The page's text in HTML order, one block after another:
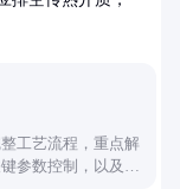
工艺流程，重点解
参数控制，以及后